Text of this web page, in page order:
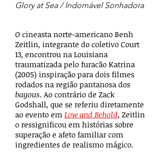
Glory at Sea / Indomável Sonhadora
O cineasta norte-americano Benh
Zeitlin, integrante do coletivo Court
13, encontrou na Louisiana
traumatizada pelo furacão Katrina
(2005) inspiração para dois filmes
rodados na região pantanosa dos
bayous. Ao contrário de Zack
Godshall, que se referiu diretamente
ao evento em Low and Behold, Zeitlin
o ressignificou em histórias sobre
superação e afeto familiar com
ingredientes de realismo mágico.